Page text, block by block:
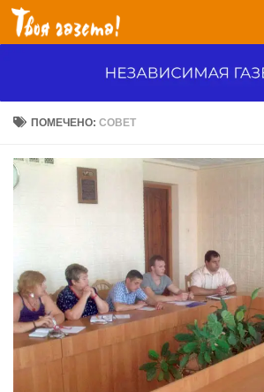
Перейти к содержимому
ПОМЕЧЕНО:СОВЕТ